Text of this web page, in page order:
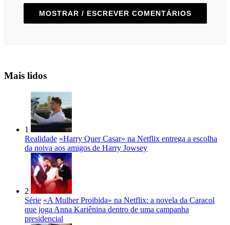
MOSTRAR / ESCREVER COMENTÁRIOS
Mais lidos
1
Realidade «Harry Quer Casar» na Netflix entrega a escolha
da noiva aos amigos de Harry Jowsey
2
Série «A Mulher Proibida» na Netflix: a novela da Caracol
que joga Anna Kariênina dentro de uma campanha
presidencial